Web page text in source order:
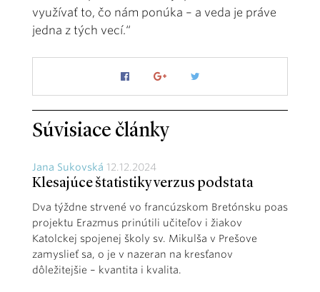
využívať to, čo nám ponúka – a veda je práve
jedna z tých vecí.“
Súvisiace články
Jana Sukovská 12.12.2024
Klesajúce štatistiky verzus podstata
Dva týždne strvené vo francúzskom Bretónsku poas
projektu Erazmus prinútili učiteľov i žiakov
Katolckej spojenej školy sv. Mikulša v Prešove
zamyslieť sa, o je v nazeran na kresťanov
dôležitejšie – kvantita i kvalita.